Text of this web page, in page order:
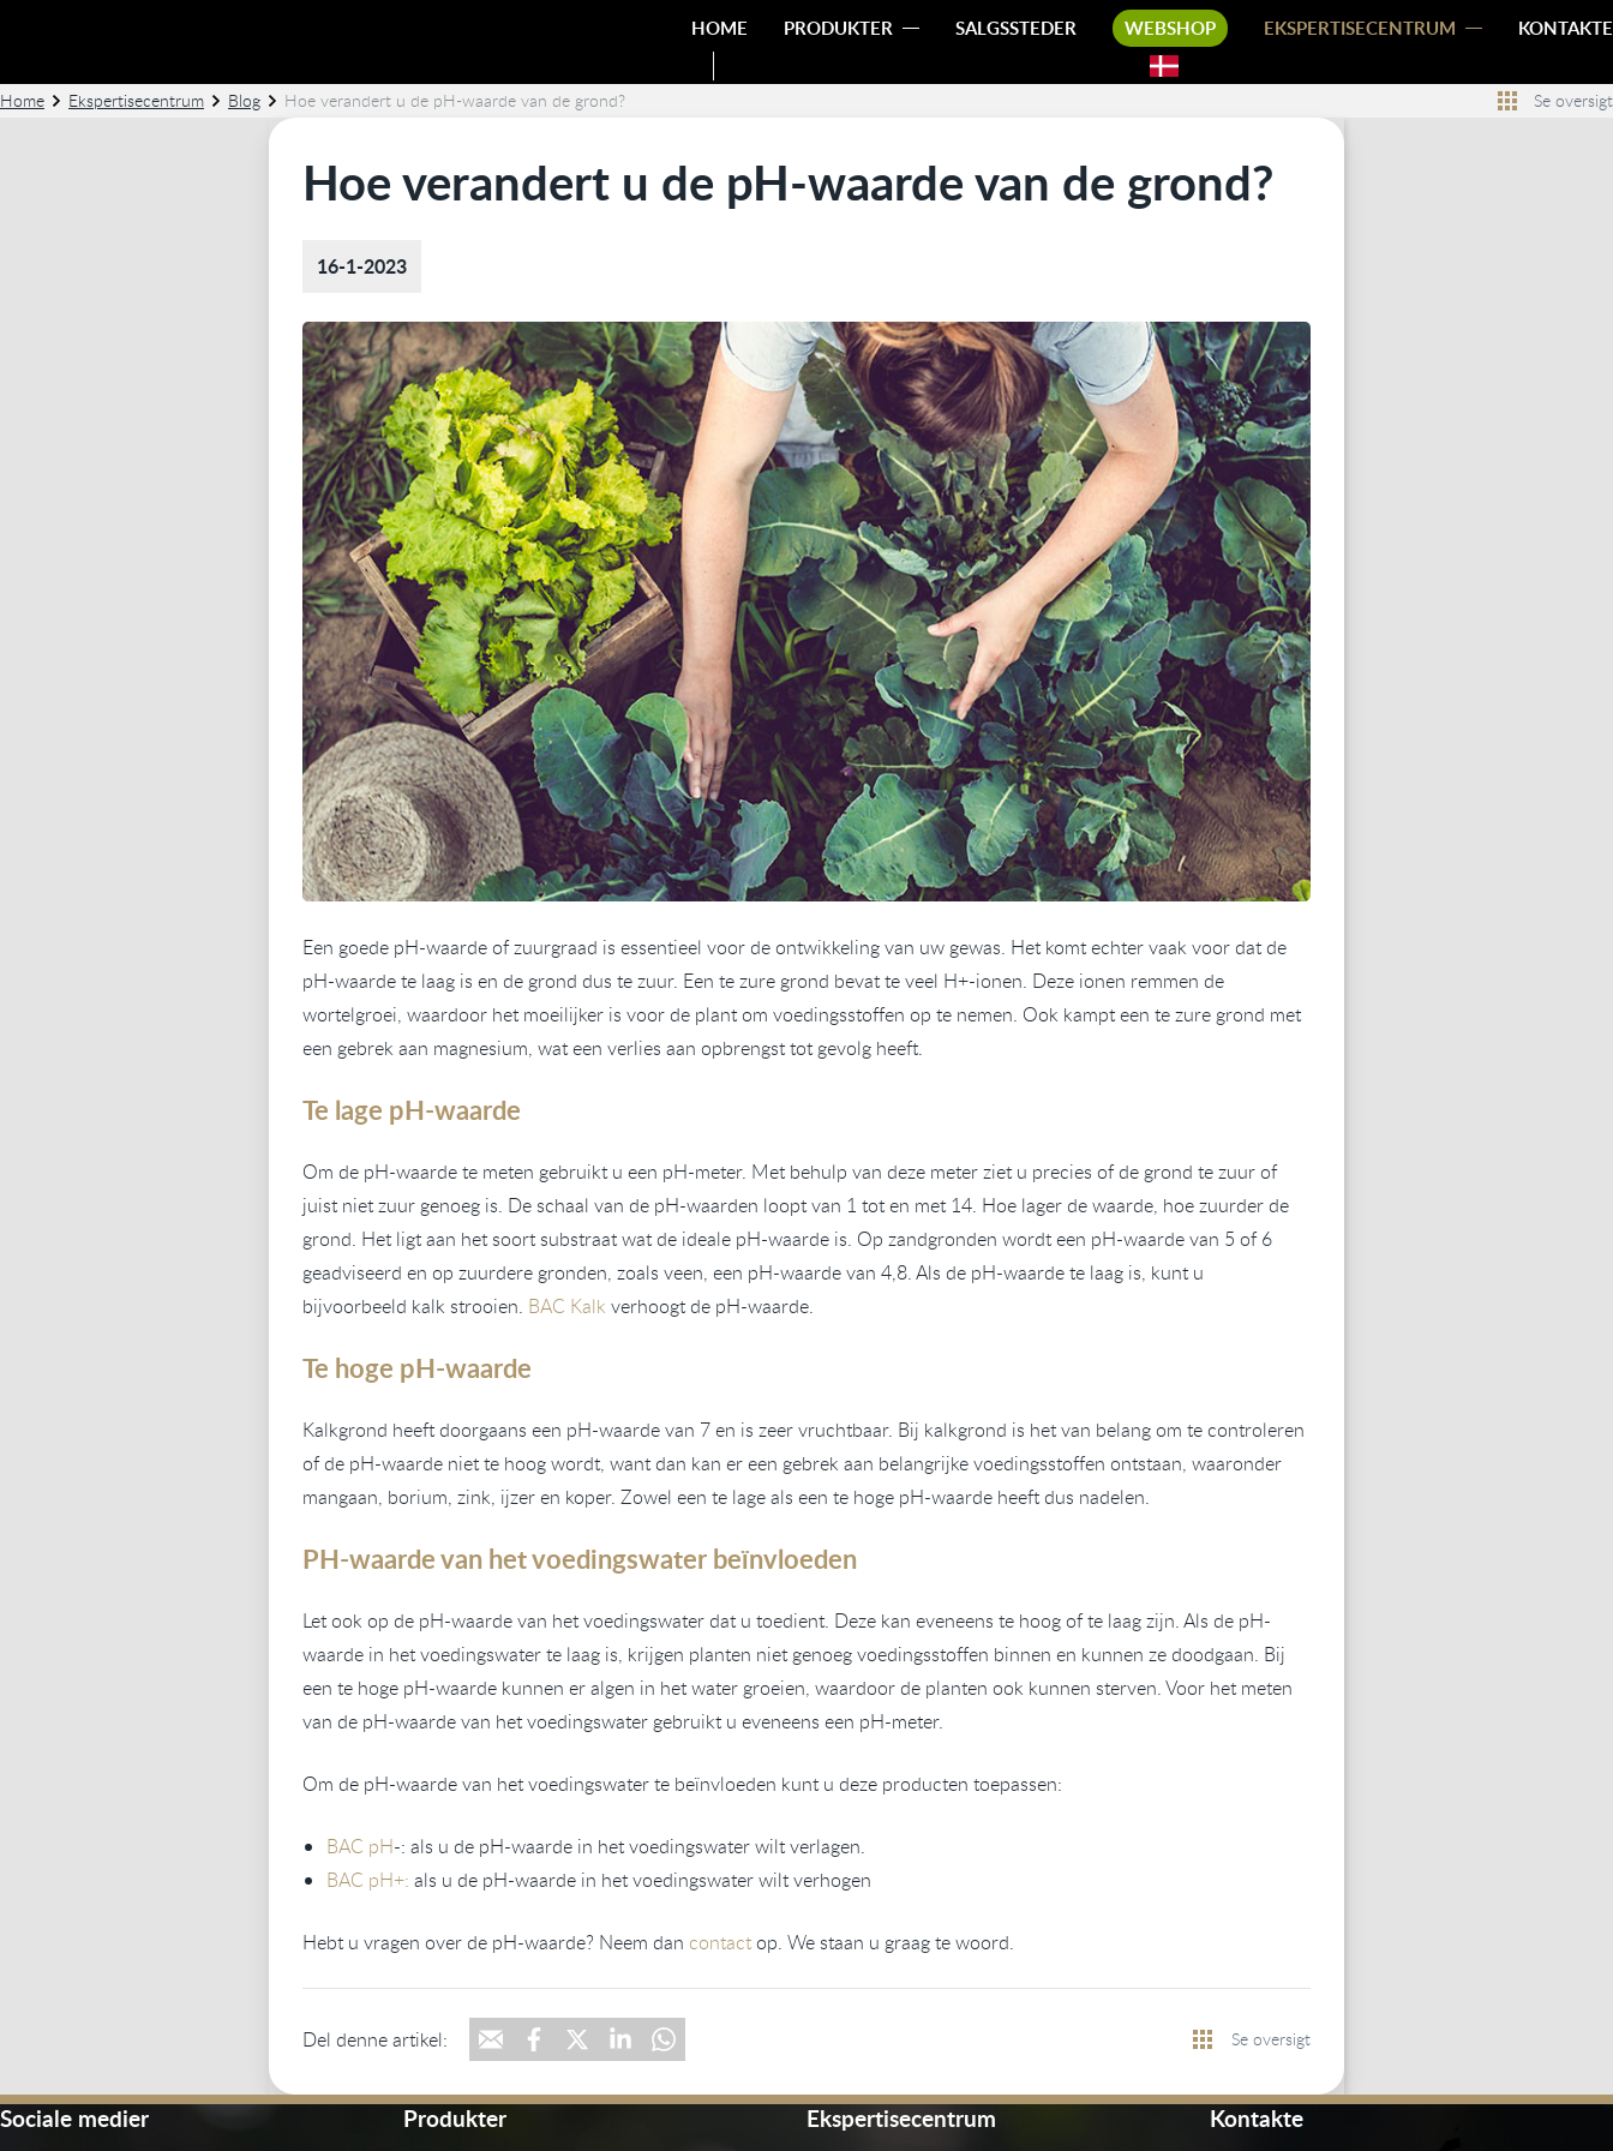
HOME PRODUKTER SALGSSTEDER WEBSHOP EKSPERTISECENTRUM KONTAKTE
Home Ekspertisecentrum Blog Hoe verandert u de pH-waarde van de grond? Se oversigt
Hoe verandert u de pH-waarde van de grond?
16-1-2023
Een goede pH-waarde of zuurgraad is essentieel voor de ontwikkeling van uw gewas. Het komt echter vaak voor dat de
pH-waarde te laag is en de grond dus te zuur. Een te zure grond bevat te veel H+-ionen. Deze ionen remmen de
wortelgroei, waardoor het moeilijker is voor de plant om voedingsstoffen op te nemen. Ook kampt een te zure grond met
een gebrek aan magnesium, wat een verlies aan opbrengst tot gevolg heeft.
Te lage pH-waarde
Om de pH-waarde te meten gebruikt u een pH-meter. Met behulp van deze meter ziet u precies of de grond te zuur of
juist niet zuur genoeg is. De schaal van de pH-waarden loopt van 1 tot en met 14. Hoe lager de waarde, hoe zuurder de
grond. Het ligt aan het soort substraat wat de ideale pH-waarde is. Op zandgronden wordt een pH-waarde van 5 of 6
geadviseerd en op zuurdere gronden, zoals veen, een pH-waarde van 4,8. Als de pH-waarde te laag is, kunt u
bijvoorbeeld kalk strooien. BAC Kalk verhoogt de pH-waarde.
Te hoge pH-waarde
Kalkgrond heeft doorgaans een pH-waarde van 7 en is zeer vruchtbaar. Bij kalkgrond is het van belang om te controleren
of de pH-waarde niet te hoog wordt, want dan kan er een gebrek aan belangrijke voedingsstoffen ontstaan, waaronder
mangaan, borium, zink, ijzer en koper. Zowel een te lage als een te hoge pH-waarde heeft dus nadelen.
PH-waarde van het voedingswater beïnvloeden
Let ook op de pH-waarde van het voedingswater dat u toedient. Deze kan eveneens te hoog of te laag zijn. Als de pH-
waarde in het voedingswater te laag is, krijgen planten niet genoeg voedingsstoffen binnen en kunnen ze doodgaan. Bij
een te hoge pH-waarde kunnen er algen in het water groeien, waardoor de planten ook kunnen sterven. Voor het meten
van de pH-waarde van het voedingswater gebruikt u eveneens een pH-meter.
Om de pH-waarde van het voedingswater te beïnvloeden kunt u deze producten toepassen:
BAC pH-: als u de pH-waarde in het voedingswater wilt verlagen.
BAC pH+: als u de pH-waarde in het voedingswater wilt verhogen
Hebt u vragen over de pH-waarde? Neem dan contact op. We staan u graag te woord.
Del denne artikel: Se oversigt
Sociale medier Produkter Ekspertisecentrum Kontakte